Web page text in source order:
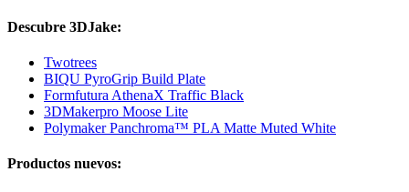
Descubre 3DJake:
Twotrees
BIQU PyroGrip Build Plate
Formfutura AthenaX Traffic Black
3DMakerpro Moose Lite
Polymaker Panchroma™ PLA Matte Muted White
Productos nuevos: